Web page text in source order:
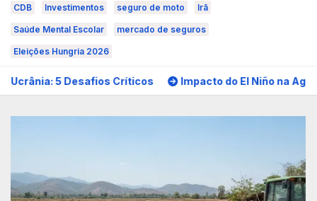
CDB Investimentos seguro de moto Irã
Saúde Mental Escolar mercado de seguros
Eleições Hungria 2026
Impacto do El Niño na Agricultura: 5 Consequências